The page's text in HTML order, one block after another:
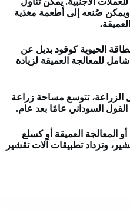
ويمكن صُنعه إلى أطعمة مغذية
الحيوية كوقود بديل عن
للمعالجة العميقة لزيادة
الزراعة، تتوسع مساحة زراعة
الفول السوداني عامًا بعد عام.
المعالجة العميقة أو كسلع
وتزداد تطبيقات آلات تقشير